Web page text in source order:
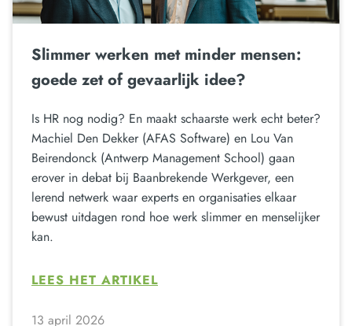
Slimmer werken met minder mensen:
goede zet of gevaarlijk idee?
Is HR nog nodig? En maakt schaarste werk echt beter?
Machiel Den Dekker (AFAS Software) en Lou Van
Beirendonck (Antwerp Management School) gaan
erover in debat bij Baanbrekende Werkgever, een
lerend netwerk waar experts en organisaties elkaar
bewust uitdagen rond hoe werk slimmer en menselijker
kan.
LEES HET ARTIKEL
13 april 2026